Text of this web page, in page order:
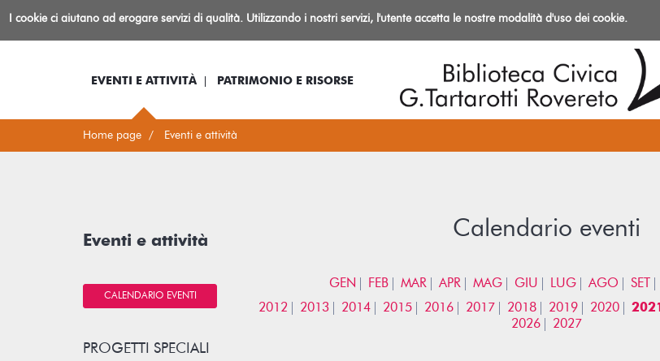
BibliotecaIo sono... Log-in Informazioni
EVENTI E ATTIVITÀ PATRIMONIO E RISORSE
Home page Eventi e attività
Calendario eventi
GEN FEB MAR APR MAG GIU LUG AGO SET
2012
2013 2014 2015 2016 2017 2018 2019 2020 2021
2026
2027
Eventi e attività
CALENDARIO EVENTI
PROGETTI SPECIALI
I cookie ci aiutano ad erogare servizi di qualità. Utilizzando i nostri servizi, l'utente accetta le nostre modalità d'uso dei cookie.